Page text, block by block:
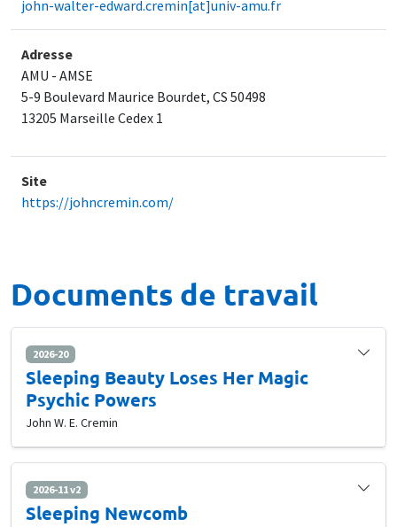
john-walter-edward.cremin[at]univ-amu.fr
Adresse
AMU - AMSE
5-9 Boulevard Maurice Bourdet, CS 50498
​13205 Marseille Cedex 1
Site
https://johncremin.com/
Documents de travail
2026-20
Sleeping Beauty Loses Her Magic
Psychic Powers
John W. E. Cremin
2026-11 v2
Sleeping Newcomb